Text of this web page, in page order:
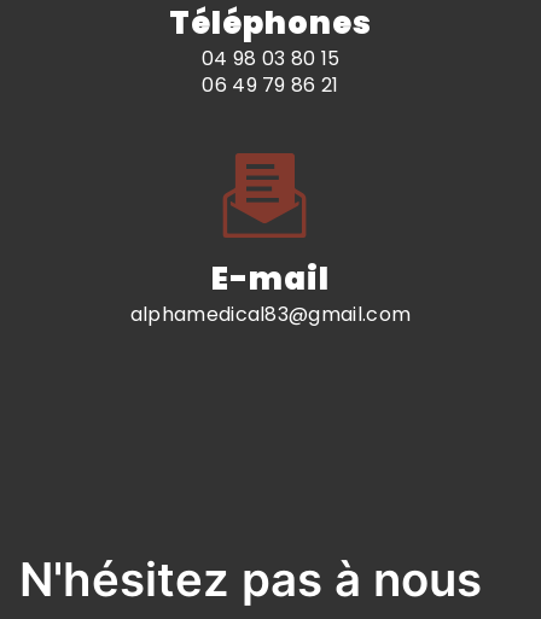
Téléphones
04 98 03 80 15
06 49 79 86 21
E-mail
alphamedical83@gmail.com
N'hésitez pas à nous